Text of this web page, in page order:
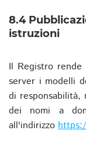
8.4
istruzioni
Il Registro
server i modelli
di responsabilità,
dei nomi a
all'indirizzo